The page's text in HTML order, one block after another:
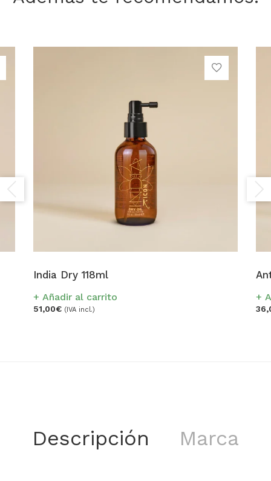
India Dry 118ml
Añadir al carrito
51,00€ (IVA incl.)
Descripción Marca